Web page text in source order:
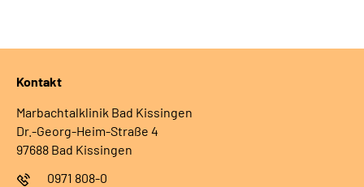
Kontakt
Marbachtalklinik Bad Kissingen
Dr.-Georg-Heim-Straße 4
97688 Bad Kissingen
0971 808-0